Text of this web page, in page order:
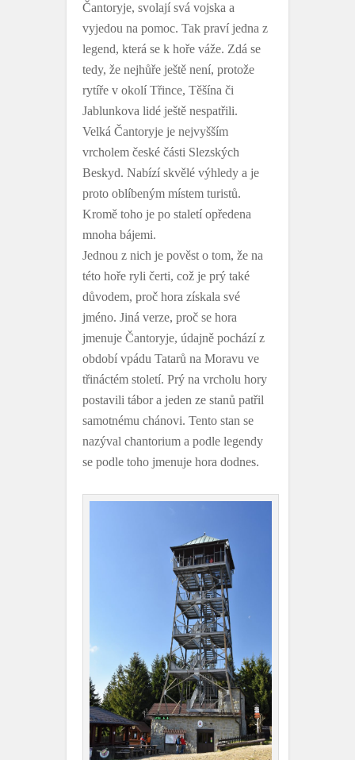
Čantoryje, svolají svá vojska a
vyjedou na pomoc. Tak praví jedna z
legend, která se k hoře váže. Zdá se
tedy, že nejhůře ještě není, protože
rytíře v okolí Třince, Těšína či
Jablunkova lidé ještě nespatřili.
Velká Čantoryje je nejvyšším
vrcholem české části Slezských
Beskyd. Nabízí skvělé výhledy a je
proto oblíbeným místem turistů.
Kromě toho je po staletí opředena
mnoha bájemi.
Jednou z nich je pověst o tom, že na
této hoře ryli čerti, což je prý také
důvodem, proč hora získala své
jméno. Jiná verze, proč se hora
jmenuje Čantoryje, údajně pochází z
období vpádu Tatarů na Moravu ve
třináctém století. Prý na vrcholu hory
postavili tábor a jeden ze stanů patřil
samotnému chánovi. Tento stan se
nazýval chantorium a podle legendy
se podle toho jmenuje hora dodnes.